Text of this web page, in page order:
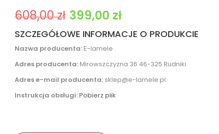
608,00zł Pierwotna cena wynosiła: 608,00 zł.
399,00 zł
SZCZEGÓŁOWE INFORMACJE O PRODUKCIE
Nazwa producenta: E-lamele
Adres producenta: Mirowszczyzna 36 46-325 Rudniki
Adres e-mail producenta: sklep@e-lamele.pl
Instrukcja obsługi:Pobierz plik